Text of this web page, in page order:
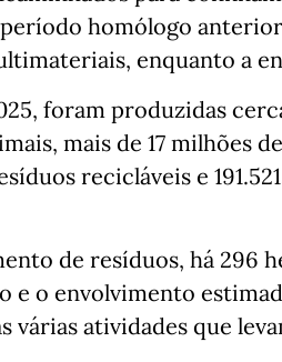
homólogo
enquanto a
foram produzidas
mais de 17 milhões
recicláveis e
de resíduos, há 296
e o envolvimento
várias atividades que